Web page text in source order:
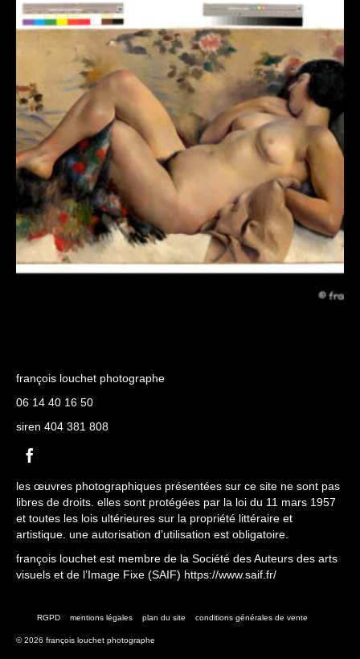
françois louchet photographe
06 14 40 16 50
siren 404 381 808
les œuvres photographiques présentées sur ce site ne sont pas
libres de droits. elles sont protégées par la loi du 11 mars 1957
et toutes les lois ultérieures sur la propriété littéraire et
artistique. une autorisation d’utilisation est obligatoire.
françois louchet est membre de la Société des Auteurs des arts
visuels et de l’Image Fixe (SAIF) https://www.saif.fr/
RGPD mentions légales plan du site conditions générales de vente
© 2026 françois louchet photographe